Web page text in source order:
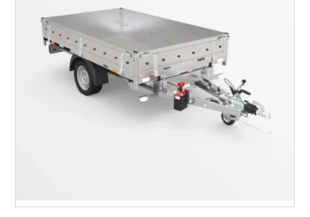
Longueur utile (mm) :2530
Plancher :Plancher en Acier